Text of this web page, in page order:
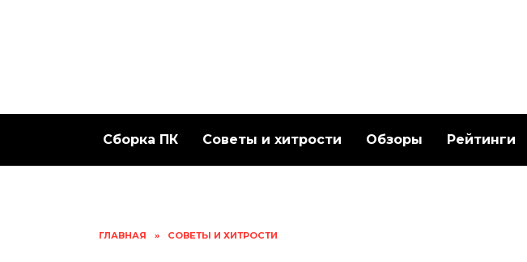
Сборка ПК Советы и хитрости Обзоры Рейтинги
ГЛАВНАЯ » СОВЕТЫ И ХИТРОСТИ